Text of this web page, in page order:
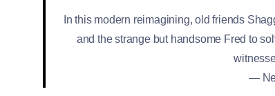
In this modern reimagining, old friends
and the strange but handsome Fred to
—